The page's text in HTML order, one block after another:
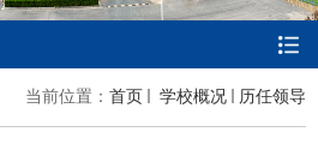
当前位置： 首页 学校概况 历任领导